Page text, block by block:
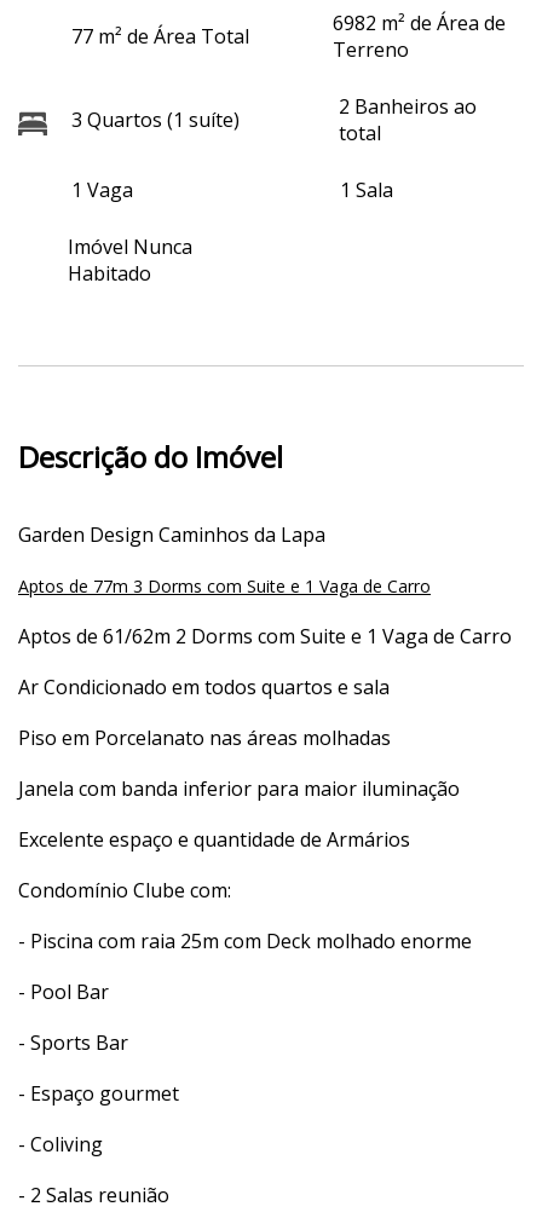
77 m² de Área Total
6982 m² de Área de
Terreno
3 Quartos (1 suíte)
2 Banheiros ao
total
1 Vaga 1 Sala
Imóvel Nunca
Habitado
Descrição do Imóvel
Garden Design Caminhos da Lapa
Aptos de 77m 3 Dorms com Suite e 1 Vaga de Carro
Aptos de 61/62m 2 Dorms com Suite e 1 Vaga de Carro
Ar Condicionado em todos quartos e sala
Piso em Porcelanato nas áreas molhadas
Janela com banda inferior para maior iluminação
Excelente espaço e quantidade de Armários
Condomínio Clube com:
- Piscina com raia 25m com Deck molhado enorme
- Pool Bar
- Sports Bar
- Espaço gourmet
- Coliving
- 2 Salas reunião